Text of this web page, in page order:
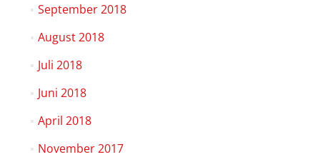
September 2018
August 2018
Juli 2018
Juni 2018
April 2018
November 2017